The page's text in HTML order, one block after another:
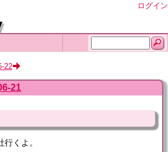
ログイン
22
21
くよ。